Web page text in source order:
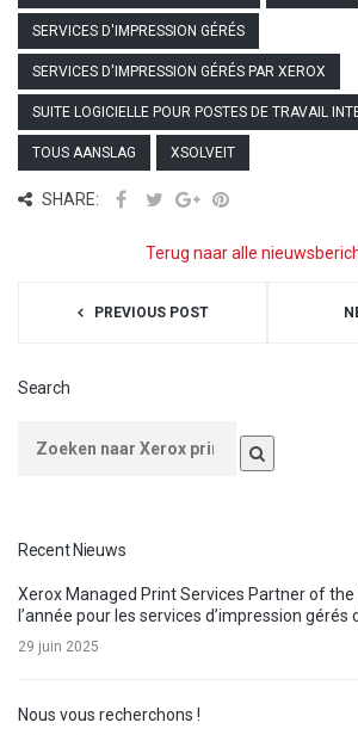
SERVICES D'IMPRESSION GÉRÉS
SERVICES D'IMPRESSION GÉRÉS PAR XEROX
SUITE LOGICIELLE POUR POSTES DE TRAVAIL
TOUS AANSLAG XSOLVEIT
SHARE:
Terug naar alle
PREVIOUS POST
Search
Recent Nieuws
Xerox Managed Print Services Partner of
l’année pour les services d’impression gérés
29 juin 2025
Nous vous recherchons !